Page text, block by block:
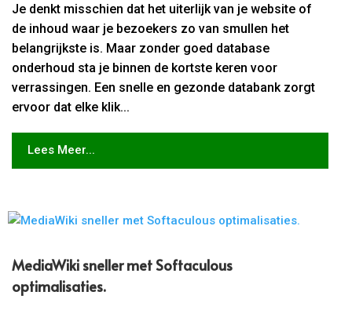
Je denkt misschien dat het uiterlijk van je website of
de inhoud waar je bezoekers zo van smullen het
belangrijkste is. Maar zonder goed database
onderhoud sta je binnen de kortste keren voor
verrassingen. Een snelle en gezonde databank zorgt
ervoor dat elke klik...
Lees Meer...
MediaWiki sneller met Softaculous
optimalisaties.​